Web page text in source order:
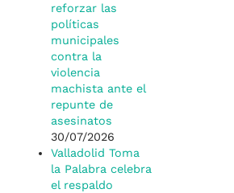
reforzar las
políticas
municipales
contra la
violencia
machista ante el
repunte de
asesinatos
30/07/2026
Valladolid Toma
la Palabra celebra
el respaldo